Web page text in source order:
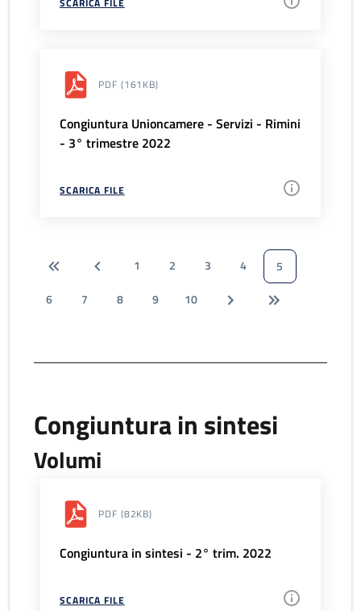
PDF (161KB)
Congiuntura Unioncamere - Servizi - Rimini
- 3° trimestre 2022
SCARICA FILE
1 2 3 4
5
6
7 8 9 10
Congiuntura in sintesi
Volumi
PDF (82KB)
Congiuntura in sintesi - 2° trim. 2022
SCARICA FILE